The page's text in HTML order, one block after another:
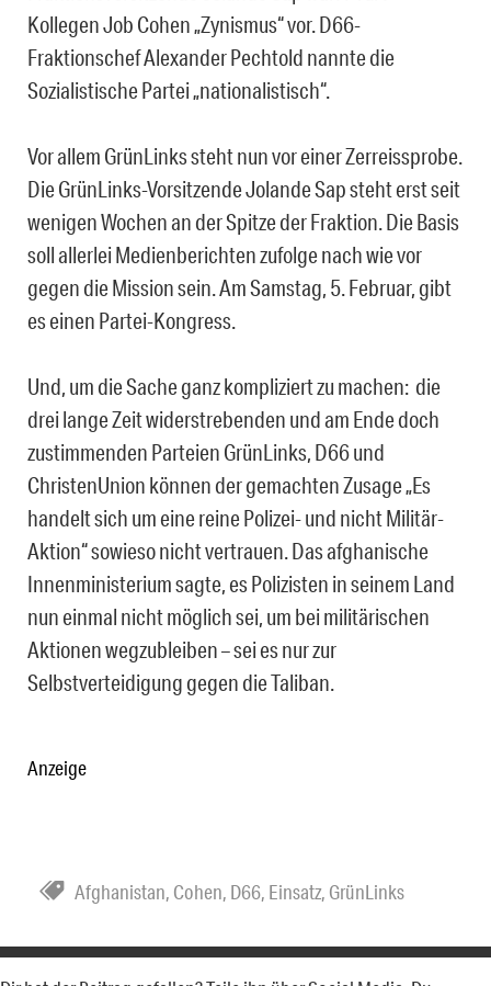
Kollegen Job Cohen „Zynismus“ vor. D66-
Fraktionschef Alexander Pechtold nannte die
Sozialistische Partei „nationalistisch“.
Vor allem GrünLinks steht nun vor einer Zerreissprobe.
Die GrünLinks-Vorsitzende Jolande Sap steht erst seit
wenigen Wochen an der Spitze der Fraktion. Die Basis
soll allerlei Medienberichten zufolge nach wie vor
gegen die Mission sein. Am Samstag, 5. Februar, gibt
es einen Partei-Kongress.
Und, um die Sache ganz kompliziert zu machen: die
drei lange Zeit widerstrebenden und am Ende doch
zustimmenden Parteien GrünLinks, D66 und
ChristenUnion können der gemachten Zusage „Es
handelt sich um eine reine Polizei- und nicht Militär-
Aktion“ sowieso nicht vertrauen. Das afghanische
Innenministerium sagte, es Polizisten in seinem Land
nun einmal nicht möglich sei, um bei militärischen
Aktionen wegzubleiben – sei es nur zur
Selbstverteidigung gegen die Taliban.
Anzeige
Afghanistan, Cohen, D66, Einsatz, GrünLinks